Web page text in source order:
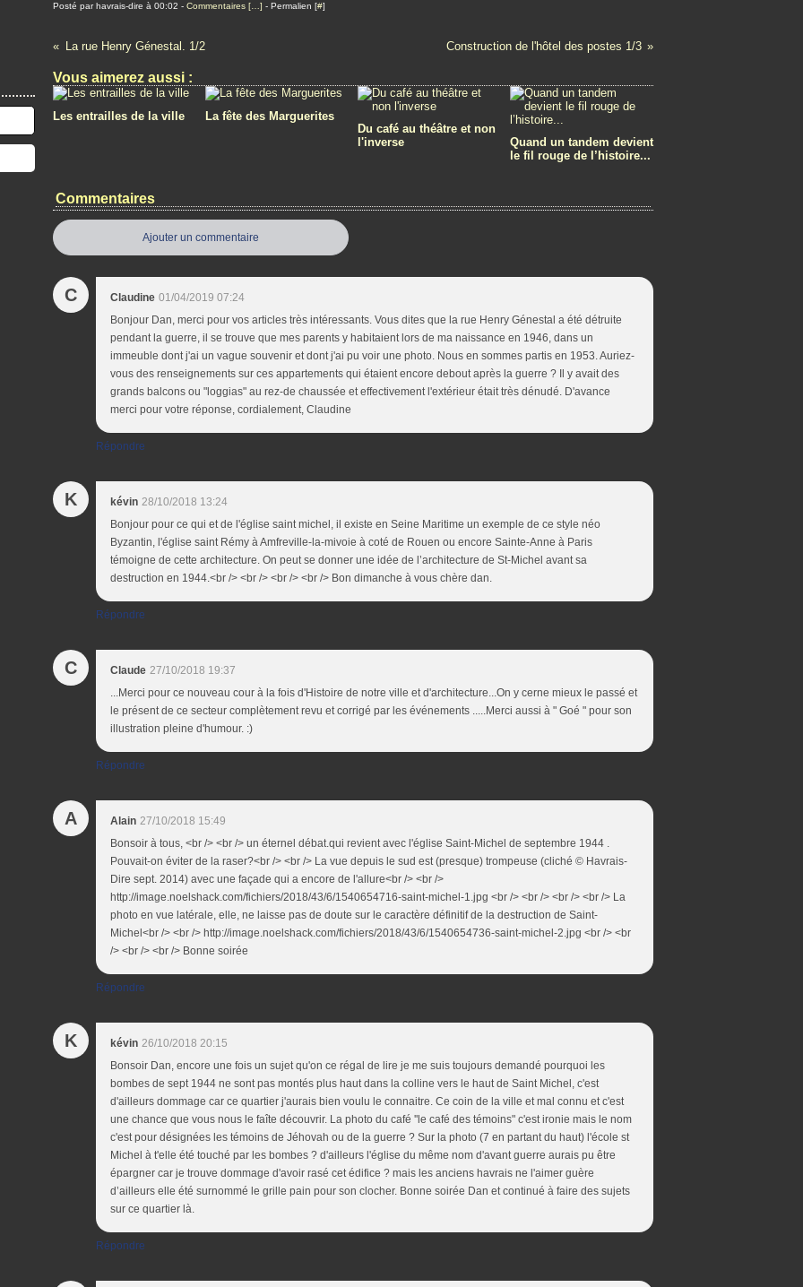
Posté par havrais-dire à 00:02 - Commentaires [ ] - Permalien [#]
La rue Henry Génestal. 1/2 Construction de l'hôtel des postes 1/3
Vous aimerez aussi :
Les entrailles de la ville
La fête des Marguerites
Du café au théâtre et non
l'inverse
Quand un tandem devient
le fil rouge de l’histoire...
Commentaires
Ajouter un commentaire
C Claudine 01/04/2019 07:24
Bonjour Dan, merci pour vos articles très intéressants. Vous dites que la rue Henry Génestal a été détruite
pendant la guerre, il se trouve que mes parents y habitaient lors de ma naissance en 1946, dans un
immeuble dont j'ai un vague souvenir et dont j'ai pu voir une photo. Nous en sommes partis en 1953. Auriez-
vous des renseignements sur ces appartements qui étaient encore debout après la guerre ? Il y avait des
grands balcons ou "loggias" au rez-de chaussée et effectivement l'extérieur était très dénudé. D'avance
merci pour votre réponse, cordialement, Claudine
Répondre
K kévin 28/10/2018 13:24
Bonjour pour ce qui et de l'église saint michel, il existe en Seine Maritime un exemple de ce style néo
Byzantin, l'église saint Rémy à Amfreville-la-mivoie à coté de Rouen ou encore Sainte-Anne à Paris
témoigne de cette architecture. On peut se donner une idée de l’architecture de St-Michel avant sa
destruction en 1944.<br /> <br /> <br /> <br /> Bon dimanche à vous chère dan.
Répondre
C Claude 27/10/2018 19:37
...Merci pour ce nouveau cour à la fois d'Histoire de notre ville et d'architecture...On y cerne mieux le passé et
le présent de ce secteur complètement revu et corrigé par les événements .....Merci aussi à " Goé " pour son
illustration pleine d'humour. :)
Répondre
A Alain 27/10/2018 15:49
Bonsoir à tous, <br /> <br /> un éternel débat.qui revient avec l'église Saint-Michel de septembre 1944 .
Pouvait-on éviter de la raser?<br /> <br /> La vue depuis le sud est (presque) trompeuse (cliché © Havrais-
Dire sept. 2014) avec une façade qui a encore de l'allure<br /> <br />
http://image.noelshack.com/fichiers/2018/43/6/1540654716-saint-michel-1.jpg <br /> <br /> <br /> <br /> La
photo en vue latérale, elle, ne laisse pas de doute sur le caractère définitif de la destruction de Saint-
Michel<br /> <br /> http://image.noelshack.com/fichiers/2018/43/6/1540654736-saint-michel-2.jpg <br /> <br
/> <br /> <br /> Bonne soirée
Répondre
K kévin 26/10/2018 20:15
Bonsoir Dan, encore une fois un sujet qu'on ce régal de lire je me suis toujours demandé pourquoi les
bombes de sept 1944 ne sont pas montés plus haut dans la colline vers le haut de Saint Michel, c'est
d'ailleurs dommage car ce quartier j'aurais bien voulu le connaitre. Ce coin de la ville et mal connu et c'est
une chance que vous nous le faîte découvrir. La photo du café ''le café des témoins" c'est ironie mais le nom
c'est pour désignées les témoins de Jéhovah ou de la guerre ? Sur la photo (7 en partant du haut) l'école st
Michel à t'elle été touché par les bombes ? d'ailleurs l'église du même nom d'avant guerre aurais pu être
épargner car je trouve dommage d'avoir rasé cet édifice ? mais les anciens havrais ne l'aimer guère
d’ailleurs elle été surnommé le grille pain pour son clocher. Bonne soirée Dan et continué à faire des sujets
sur ce quartier là.
Répondre